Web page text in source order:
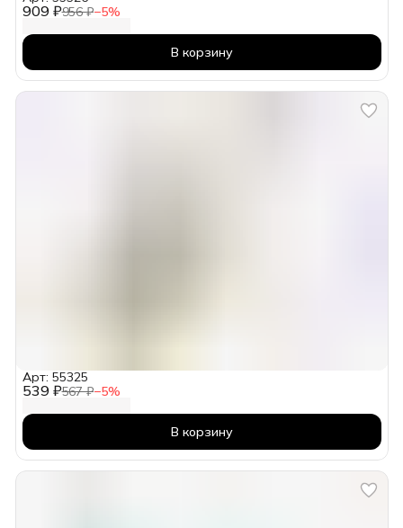
909 ₽956 ₽−5%
В корзину
539 ₽567 ₽−5%
Арт: 55325
В корзину